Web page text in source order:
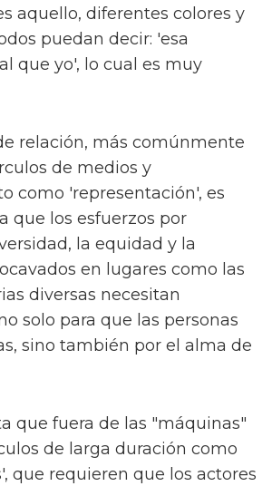
aquello, diferentes colores y
puedan decir: 'esa
que yo', lo cual es muy
relación, más comúnmente
de medios y
como 'representación', es
que los esfuerzos por
la equidad y la
en lugares como las
diversas necesitan
solo para que las personas
sino también por el alma de
que fuera de las "máquinas"
de larga duración como
que requieren que los actores